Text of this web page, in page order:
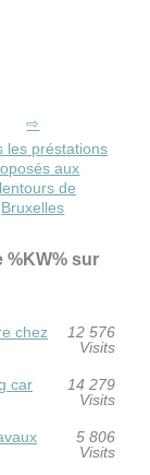
les préstations
aux
de
Bruxelles
%KW% sur
chez
12 576
Visits
car
14 279
Visits
5 806
Visits